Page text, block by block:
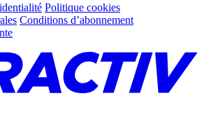
Politique cookies
Conditions d’abonnement